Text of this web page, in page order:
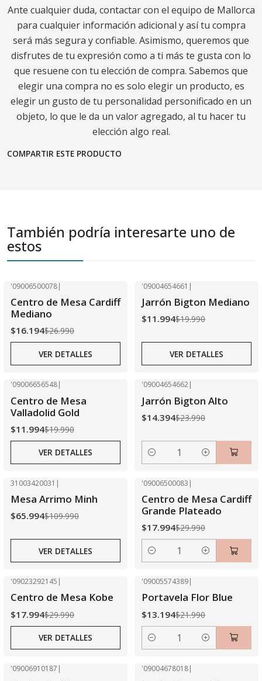
Ante cualquier duda, contactar con el equipo de Mallorca
para cualquier información adicional y así tu compra
será más segura y confiable. Asimismo, queremos que
disfrutes de tu expresión como a ti más te gusta con lo
que resuene con tu elección de compra. Sabemos que
elegir una compra no es solo elegir un producto, es
elegir un gusto de tu personalidad personificado en un
objeto, lo que le da un valor agregado, al tu hacer tu
elección algo real.
COMPARTIR ESTE PRODUCTO
También podría interesarte uno de
estos
Agotado
'09006500078|
Centro de Mesa Cardiff
Mediano
$16.194$26.990
VER DETALLES
'09004654661 |
Jarrón Bigton Mediano
$11.994$19.990
VER DETALLES
Agotado
'09006656548|
Centro de Mesa
Valladolid Gold
$11.994$19.990
VER DETALLES
'09004654662|
Jarrón Bigton Alto
$14.394$23.990
Cantidad
31003420031 |
Mesa Arrimo Minh
$65.994$109.990
VER DETALLES
'09006500083 |
Centro de Mesa Cardiff
Grande Plateado
$17.994$29.990
Cantidad
'09023292145 |
Centro de Mesa Kobe
$17.994$29.990
VER DETALLES
'09005574389|
Portavela Flor Blue
$13.194$21.990
Cantidad
'09006910187 | '09004678018|